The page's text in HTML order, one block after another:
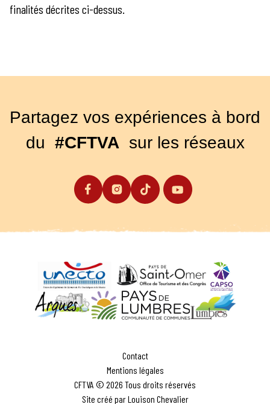
finalités décrites ci-dessus.
Partagez vos expériences à bord
du #CFTVA sur les réseaux
Contact
Mentions légales
CFTVA © 2026 Tous droits réservés
Site créé par Louison Chevalier